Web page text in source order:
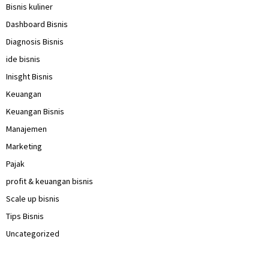
Bisnis kuliner
Dashboard Bisnis
Diagnosis Bisnis
ide bisnis
Inisght Bisnis
Keuangan
Keuangan Bisnis
Manajemen
Marketing
Pajak
profit & keuangan bisnis
Scale up bisnis
Tips Bisnis
Uncategorized